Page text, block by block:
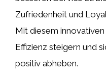
Zufriedenheit und
Mit diesem
Effizienz steigern und
positiv abheben.